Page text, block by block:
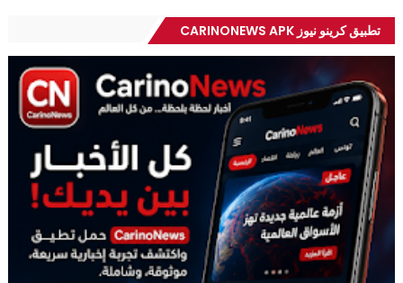
تطبيق كرينو نيوز CARINONEWS APK